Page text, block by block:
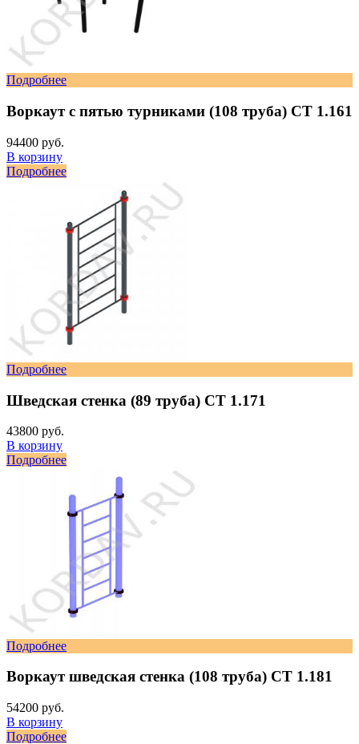
Подробнее
Воркаут с пятью турниками (108 труба) СТ 1.161
94400 руб.
В корзину
Подробнее
Подробнее
Шведская стенка (89 труба) СТ 1.171
43800 руб.
В корзину
Подробнее
Подробнее
Воркаут шведская стенка (108 труба) СТ 1.181
54200 руб.
В корзину
Подробнее